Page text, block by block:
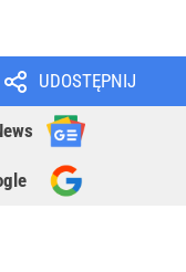
UDOSTĘPNIJ